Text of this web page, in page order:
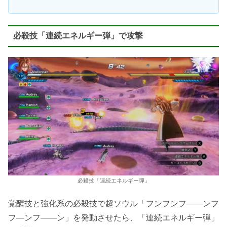
必殺技「連続エネルギー弾」で攻撃
必殺技「連続エネルギー弾」
覚醒技と強化系の必殺技で超ソウル「フンフンフ――ンフ
フ―ンフ――ン」を発動させたら、「連続エネルギー弾」